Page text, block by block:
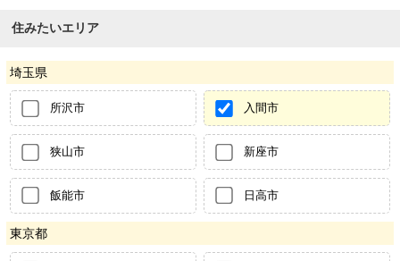
住みたいエリア
埼玉県
所沢市 入間市
狭山市 新座市
飯能市 日高市
東京都